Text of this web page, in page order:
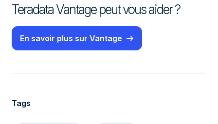
Teradata Vantage peut vous aider ?
En savoir plus sur Vantage
Tags